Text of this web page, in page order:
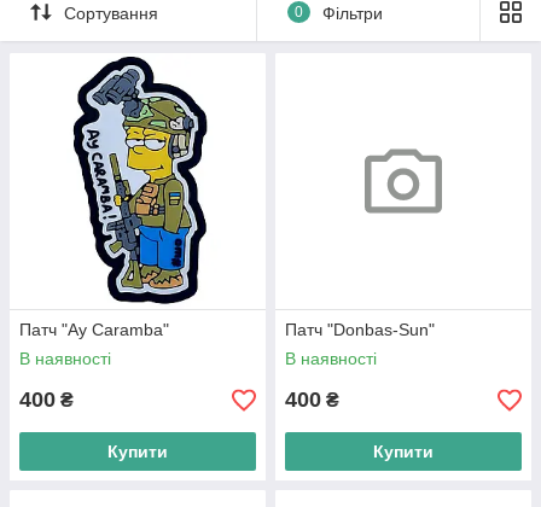
Сортування 0 Фільтри
Патч "Ay Caramba"
В наявності
400 ₴
Купити
Патч "Donbas-Sun"
В наявності
400 ₴
Купити